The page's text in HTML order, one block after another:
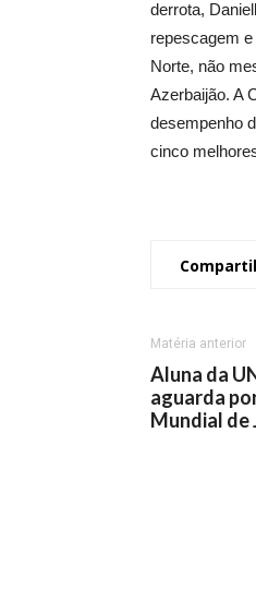
derrota,
repescagem
Norte, não
Azerbaijão. A
desempenho
cinco
Matéria anterior
Aluna da
aguarda
Mundial de